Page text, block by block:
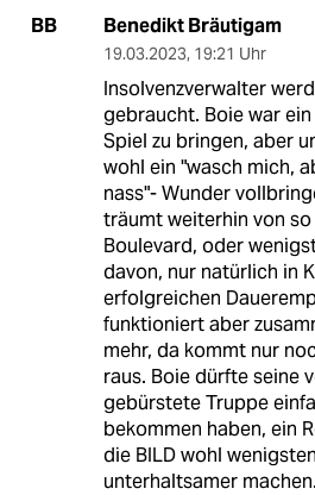
BB Benedikt Bräutigam
19.03.2023, 19:21 Uhr
Insolvenzverwalter
gebraucht. Boie war ein
Spiel zu bringen, aber
wohl ein "wasch mich,
nass"- Wunder
träumt weiterhin von
Boulevard, oder
davon, nur natürlich in
erfolgreichen
funktioniert aber
mehr, da kommt nur
raus. Boie dürfte seine
gebürstete Truppe
bekommen haben, ein
die BILD wohl
unterhaltsamer machen.